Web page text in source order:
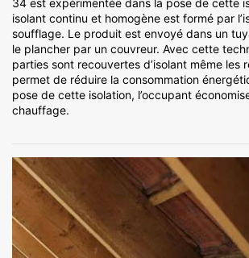
34 est expérimentée dans la pose de cette
isolant continu et homogène est formé par
soufflage. Le produit est envoyé dans un
le plancher par un couvreur. Avec cette
parties sont recouvertes d’isolant même les
permet de réduire la consommation
pose de cette isolation, l’occupant
chauffage.